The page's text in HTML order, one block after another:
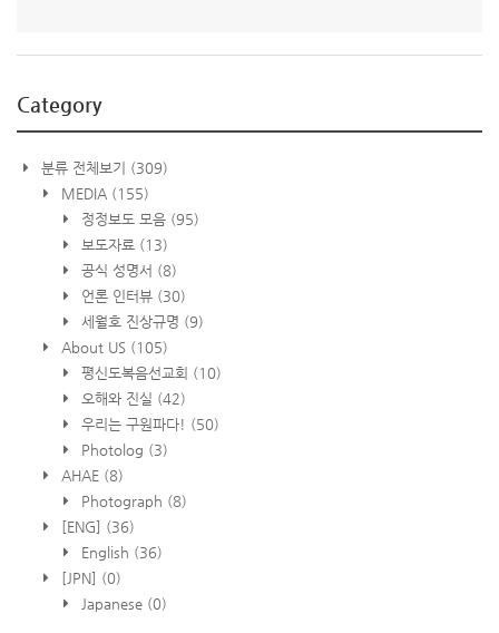
Category
분류 전체보기 (309)
MEDIA (155)
정정보도 모음 (95)
보도자료 (13)
공식 성명서 (8)
언론 인터뷰 (30)
세월호 진상규명 (9)
About US (105)
평신도복음선교회 (10)
오해와 진실 (42)
우리는 구원파다! (50)
Photolog (3)
AHAE (8)
Photograph (8)
[ENG] (36)
English (36)
[JPN] (0)
Japanese (0)